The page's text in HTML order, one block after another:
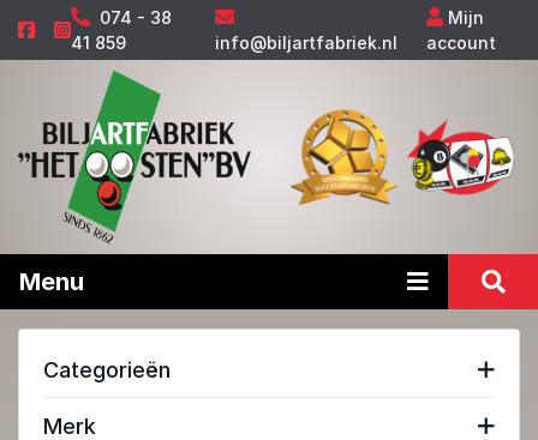
074 - 38
41 859
info@biljartfabriek.nl
Mijn
account
Menu
Categorieën
Merk